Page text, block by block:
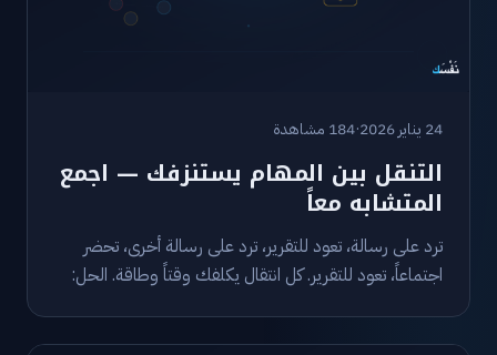
24 يناير 2026 ·184 مشاهدة
التنقل بين المهام يستنزفك — اجمع
المتشابه معاً
ترد على رسالة، تعود للتقرير، ترد على رسالة أخرى، تحضر
اجتماعاً، تعود للتقرير. كل انتقال يكلفك وقتاً وطاقة. الحل: